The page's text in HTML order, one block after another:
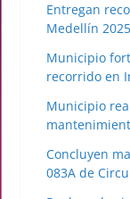
Entregan
Medellín 2025
Municipio
recorrido en
Municipio
Concluyen
083A de